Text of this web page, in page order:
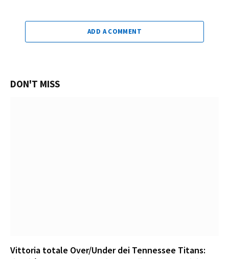
ADD A COMMENT
DON'T MISS
Vittoria totale Over/Under dei Tennessee Titans: